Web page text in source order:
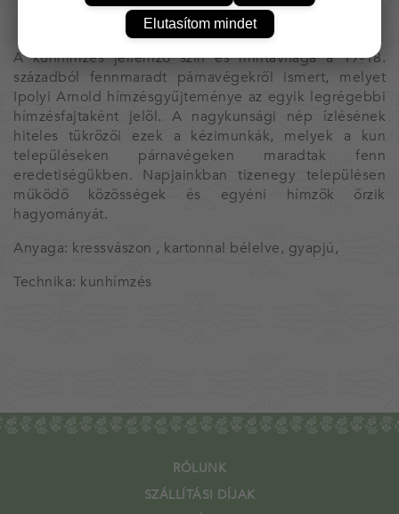
A kunhímzés jellemző szín és mintavilága a 17-18.
századból fennmaradt párnavégekről ismert, melyet
Ipolyi Arnold hímzésgyűjteménye az egyik legrégebbi
hímzésfajtaként jelöl. A nagykunsági nép ízlésének
hiteles tükrözői ezek a kézimunkák, melyek a kun
településeken párnavégeken maradtak fenn
eredetiségükben. Napjainkban tizenegy településen
működő közösségek és egyéni hímzők őrzik
hagyományát.
Anyaga: kressvászon , kartonnal bélelve, gyapjú,
Technika: kunhímzés
RÓLUNK
SZÁLLÍTÁSI DÍJAK
Elutasítom mindet